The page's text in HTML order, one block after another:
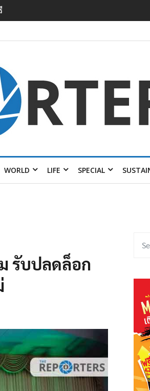
ครียดเรื่องเรียน
WORLD LIFE SPECIAL
รับปลดล็อก